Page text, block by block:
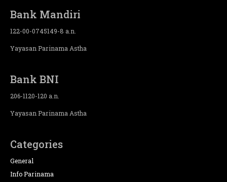
Bank Mandiri
122-00-0745149-8 a.n.
Yayasan Parinama Astha
Bank BNI
206-1120-120 a.n.
Yayasan Parinama Astha
Categories
General
Info Parinama